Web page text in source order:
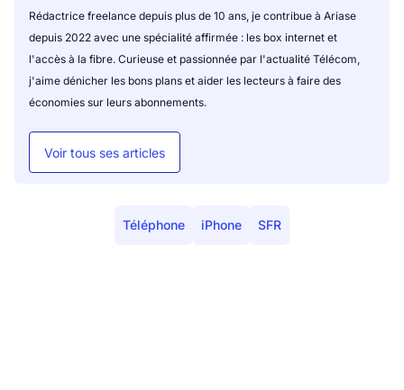
Rédactrice freelance depuis plus de 10 ans, je contribue à Ariase
depuis 2022 avec une spécialité affirmée : les box internet et
l'accès à la fibre. Curieuse et passionnée par l'actualité Télécom,
j'aime dénicher les bons plans et aider les lecteurs à faire des
économies sur leurs abonnements.
Voir tous ses articles
Téléphone iPhone SFR